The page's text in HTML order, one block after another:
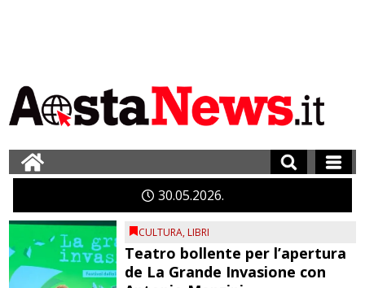
3005 2026
CULTURA, LIBRI
Teatro bollente per l’apertura
de La Grande Invasione con